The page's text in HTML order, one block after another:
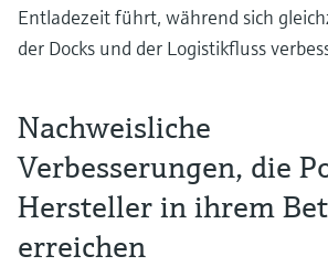
Entladezeit führt, während sich
der Docks und der Logistikfluss
Nachweisliche
Verbesserungen, die
Hersteller in ihrem
erreichen